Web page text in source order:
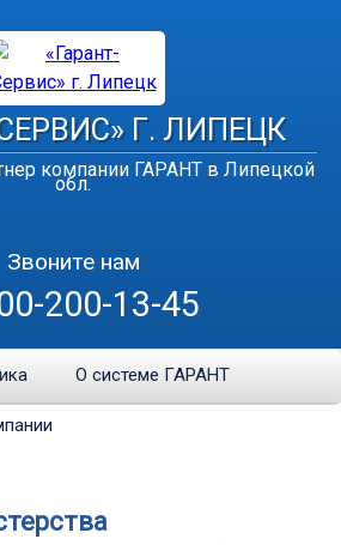
Г. ЛИПЕЦК
компании ГАРАНТ в Липецкой
обл.
Звоните нам
200-13-45
О системе ГАРАНТ